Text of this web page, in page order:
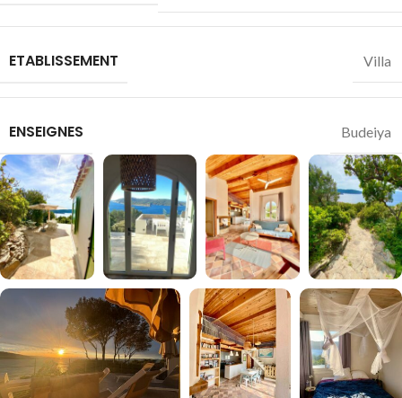
ETABLISSEMENT Villa
ENSEIGNES Budeiya